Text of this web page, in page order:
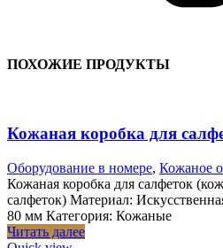
ПОХОЖИЕ ПРОДУКТЫ
Кожаная коробка для
Оборудование в номере, Кожаное
Кожаная коробка для салфеток
салфеток) Материал:
80 мм Категория: Кожаные
Читать далее